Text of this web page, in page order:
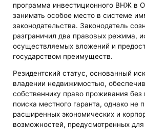
программа инвестиционного ВНЖ в
занимать особое место в системе
законодательства. Законодатель
разграничил два правовых режима,
осуществляемых вложений и
государством преимуществ.
Резидентский статус, основанный
владении недвижимостью,
собственнику право проживания без
поиска местного гаранта, однако не
расширенных экономических и
возможностей, предусмотренных для